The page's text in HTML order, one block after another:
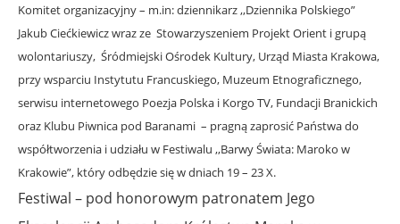
Komitet organizacyjny – m.in: dziennikarz ,,Dziennika Polskiego”
Jakub Ciećkiewicz wraz ze Stowarzyszeniem Projekt Orient i grupą
wolontariuszy, Śródmiejski Ośrodek Kultury, Urząd Miasta Krakowa,
przy wsparciu Instytutu Francuskiego, Muzeum Etnograficznego,
serwisu internetowego Poezja Polska i Korgo TV, Fundacji Branickich
oraz Klubu Piwnica pod Baranami – pragną zaprosić Państwa do
współtworzenia i udziału w Festiwalu ,,Barwy Świata: Maroko w
Krakowie”, który odbędzie się w dniach 19 – 23 X.
Festiwal – pod honorowym patronatem Jego